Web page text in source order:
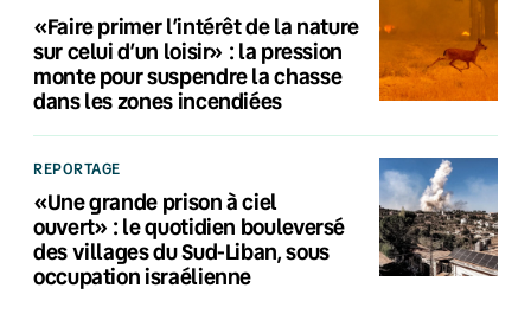
«Faire primer l’intérêt de la nature
sur celui d’un loisir» : la pression
monte pour suspendre la chasse
dans les zones incendiées
REPORTAGE
«Une grande prison à ciel
ouvert» : le quotidien bouleversé
des villages du Sud-Liban, sous
occupation israélienne